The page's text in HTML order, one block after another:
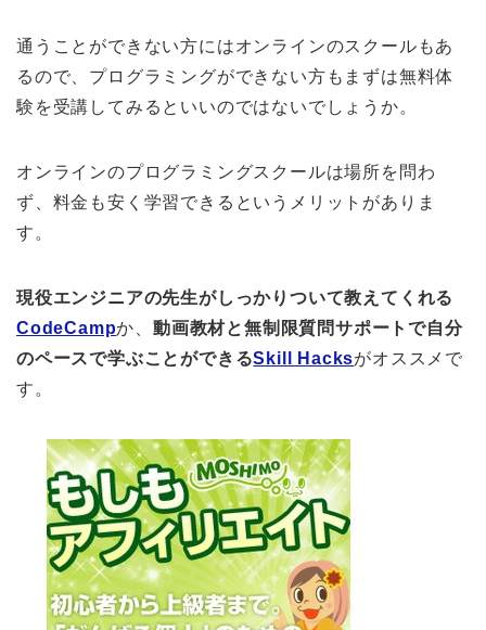
通うことができない方にはオンラインのスクールもあ
るので、プログラミングができない方もまずは無料体
験を受講してみるといいのではないでしょうか。
オンラインのプログラミングスクールは場所を問わ
ず、料金も安く学習できるというメリットがありま
す。
現役エンジニアの先生がしっかりついて教えてくれる
CodeCampか、動画教材と無制限質問サポートで自分
のペースで学ぶことができるSkill Hacksがオススメで
す。